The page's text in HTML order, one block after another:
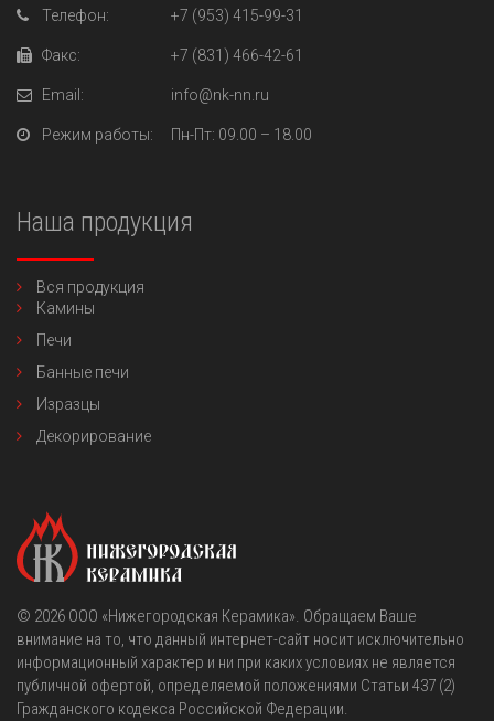
Телефон: +7 (953) 415-99-31
Факс: +7 (831) 466-42-61
Email: info@nk-nn.ru
Режим работы: Пн-Пт: 09.00 – 18.00
Наша продукция
Вся продукция
Камины
Печи
Банные печи
Изразцы
Декорирование
© 2026 OOO «Нижегородская Керамика». Обращаем Ваше
внимание на то, что данный интернет-сайт носит исключительно
информационный характер и ни при каких условиях не является
публичной офертой, определяемой положениями Статьи 437 (2)
Гражданского кодекса Российской Федерации.